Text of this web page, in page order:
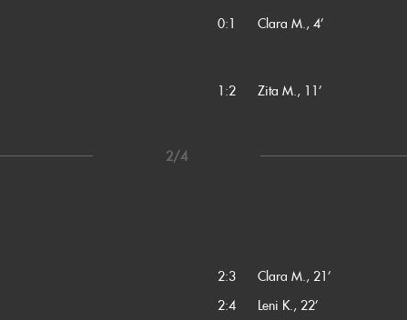
0:1 Clara M., 4’
1:2
Zita M., 11’
2/4
2:3
Clara M., 21’
2:4
Leni K., 22’